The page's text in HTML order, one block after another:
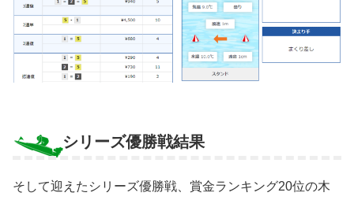
シリーズ優勝戦結果
そして迎えたシリーズ優勝戦、賞金ランキング20位の木